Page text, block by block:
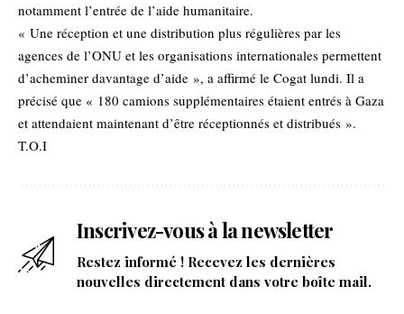
notamment l’entrée de l’aide humanitaire.
« Une réception et une distribution plus régulières par les
agences de l’ONU et les organisations internationales permettent
d’acheminer davantage d’aide », a affirmé le Cogat lundi. Il a
précisé que « 180 camions supplémentaires étaient entrés à Gaza
et attendaient maintenant d’être réceptionnés et distribués ».
T.O.I
Inscrivez-vous à la newsletter
Restez informé ! Recevez les dernières
nouvelles directement dans votre boîte mail.